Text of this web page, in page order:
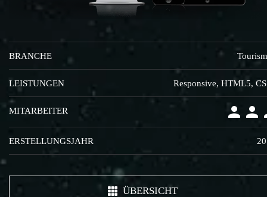
BRANCHE
LEISTUNGEN Responsive, HTML5,
MITARBEITER
ERSTELLUNGSJAHR
ÜBERSICHT